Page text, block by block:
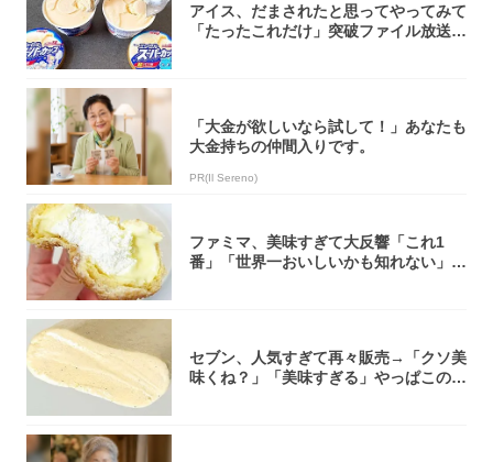
アイス、だまされたと思ってやってみて
「たったこれだけ」突破ファイル放送で
「大金が欲しいなら試して！」あなたも
大金持ちの仲間入りです。
PR(Il Sereno)
ファミマ、美味すぎて大反響「これ1
番」「世界一おいしいかも知れない」
セブン、人気すぎて再々販売→「クソ美
味くね？」「美味すぎる」やっぱこのク